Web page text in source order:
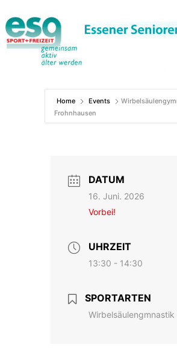
Inhalt
springen
Home Events
Frohnhausen
DATUM
16. Juni. 2026
Vorbei!
UHRZEIT
13:30 - 14:30
SPORTARTEN
Wirbelsäulengmnastik